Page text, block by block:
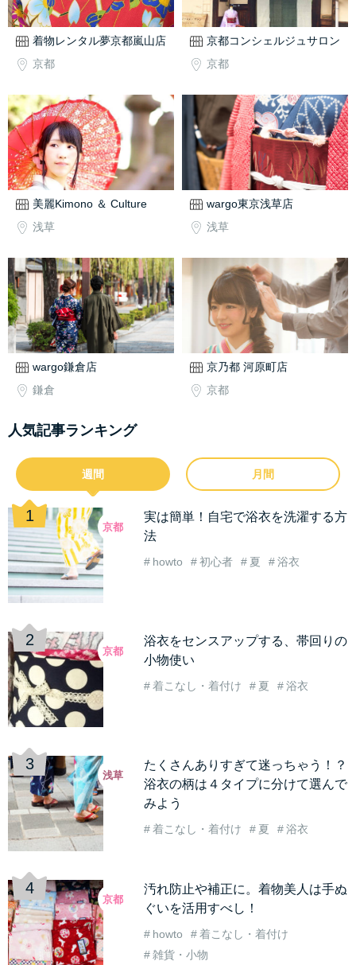
着物レンタル夢京都嵐山店
京都
京都コンシェルジュサロン
京都
美麗Kimono ＆ Culture
浅草
wargo東京浅草店
浅草
wargo鎌倉店
鎌倉
京乃都 河原町店
京都
人気記事ランキング
週間 月間
実は簡単！自宅で浴衣を洗濯する方
法
howto 初心者 夏 浴衣
京都
浴衣をセンスアップする、帯回りの
小物使い
着こなし・着付け 夏 浴衣
京都
たくさんありすぎて迷っちゃう！？
浴衣の柄は４タイプに分けて選んで
みよう
着こなし・着付け 夏 浴衣
浅草
汚れ防止や補正に。着物美人は手ぬ
ぐいを活用すべし！
howto
着こなし・着付け
雑貨・小物
京都